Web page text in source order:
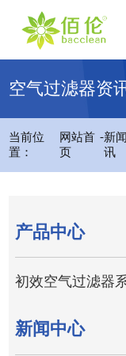
空气过滤器资
当前位
置：
网站首
页
-新
讯
产品中心
初效空气过滤器
新闻中心